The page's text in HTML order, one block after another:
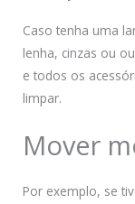
Caso tenha uma
lenha, cinzas ou
e todos os
limpar.
Mover
Por exemplo, se